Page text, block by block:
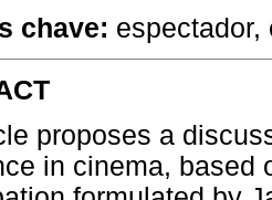
chave: espectador,
proposes a
in cinema, based